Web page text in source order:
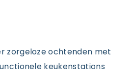
zorgeloze ochtenden met
keukenstations